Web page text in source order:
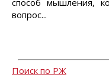
способ мышления,
вопрос...
Поиск по РЖ